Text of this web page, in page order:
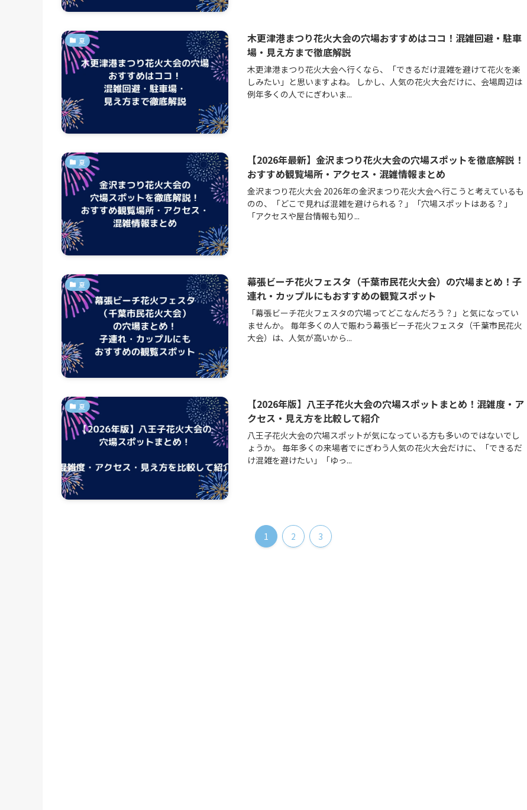
夏
木更津港まつり花火大会の穴場おすすめはココ！混雑回避・駐車
場・見え方まで徹底解説
木更津港まつり花火大会へ行くなら、「できるだけ混雑を避けて花火を楽
しみたい」と思いますよね。 しかし、人気の花火大会だけに、会場周辺は
例年多くの人でにぎわいま...
夏
【2026年最新】金沢まつり花火大会の穴場スポットを徹底解説！
おすすめ観覧場所・アクセス・混雑情報まとめ
金沢まつり花火大会 2026年の金沢まつり花火大会へ行こうと考えているも
のの、「どこで見れば混雑を避けられる？」「穴場スポットはある？」
「アクセスや屋台情報も知り...
夏
幕張ビーチ花火フェスタ（千葉市民花火大会）の穴場まとめ！子
連れ・カップルにもおすすめの観覧スポット
「幕張ビーチ花火フェスタの穴場ってどこなんだろう？」と気になってい
ませんか。 毎年多くの人で賑わう幕張ビーチ花火フェスタ（千葉市民花火
大会）は、人気が高いから...
夏
【2026年版】八王子花火大会の穴場スポットまとめ！混雑度・ア
クセス・見え方を比較して紹介
八王子花火大会の穴場スポットが気になっている方も多いのではないでし
ょうか。 毎年多くの来場者でにぎわう人気の花火大会だけに、「できるだ
け混雑を避けたい」「ゆっ...
1 2 3